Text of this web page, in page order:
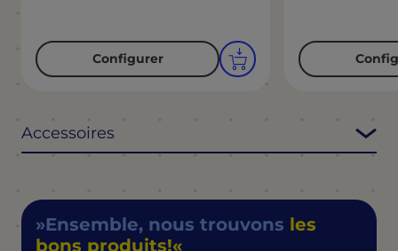
Configurer
Accessoires
Ensemble, nous trouvons les
bons produits!